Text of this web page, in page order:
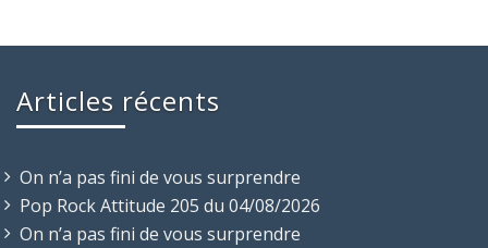
Articles récents
On n’a pas fini de vous surprendre
Pop Rock Attitude 205 du 04/08/2026
On n’a pas fini de vous surprendre